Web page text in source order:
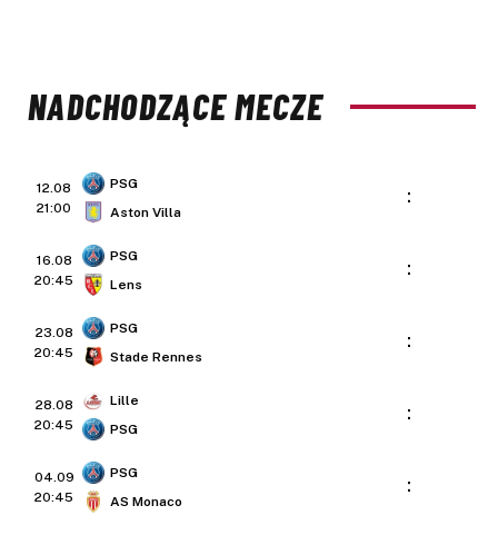
NADCHODZĄCE MECZE
12.08
21:00
PSG
Aston Villa
:
16.08
20:45
PSG
Lens
:
23.08
20:45
PSG
Stade Rennes
:
28.08
20:45
Lille
PSG
:
04.09
20:45
PSG
AS Monaco
: